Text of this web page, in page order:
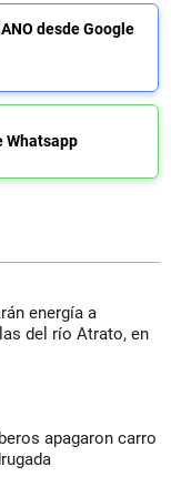
desde Google
Whatsapp
energía a
del río Atrato, en
apagaron carro